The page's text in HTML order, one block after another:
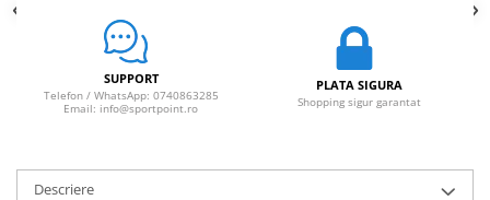
Bandane
Imbracaminte de corp
Manusi
SUPPORT
Telefon / WhatsApp: 0740863285
Email: info@sportpoint.ro
PLATA SIGURA
Shopping sigur garantat
Descriere